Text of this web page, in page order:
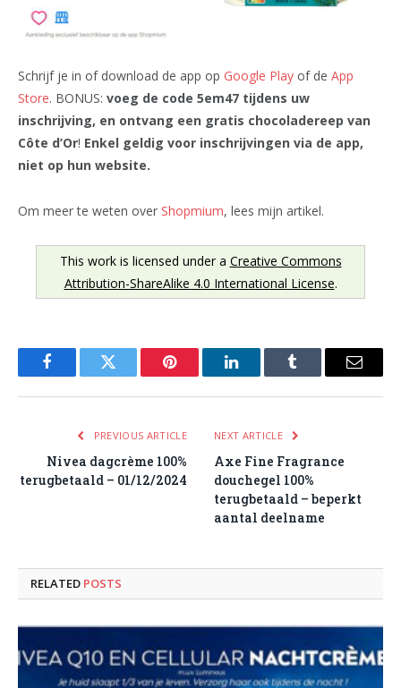
Schrijf je in of download de app op Google Play of de App
Store. BONUS: voeg de code 5em47 tijdens uw
inschrijving, en ontvang een gratis chocoladereep van
Côte d’Or! Enkel geldig voor inschrijvingen via de app,
niet op hun website.
Om meer te weten over Shopmium, lees mijn artikel.
This work is licensed under a Creative Commons
Attribution-ShareAlike 4.0 International License.
FacebookTwitter Pinterest LinkedInTumblr Email
PREVIOUS ARTICLE
Nivea dagcrème 100%
terugbetaald – 01/12/2024
NEXT ARTICLE
Axe Fine Fragrance
douchegel 100%
terugbetaald – beperkt
aantal deelname
RELATED POSTS